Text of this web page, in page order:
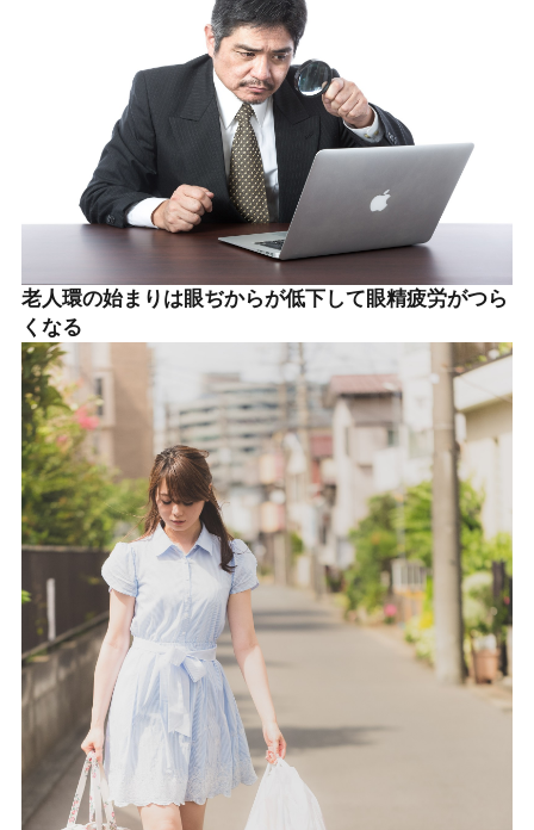
老人環の始まりは眼ぢからが低下して眼精疲労がつら
くなる